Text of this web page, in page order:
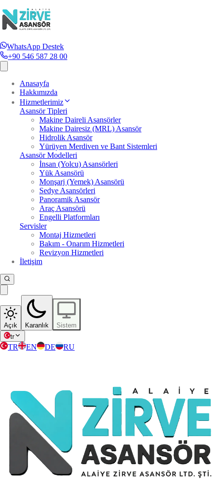
WhatsApp Destek
+90 546 587 28 00
Anasayfa
Hakkımızda
Hizmetlerimiz
Asansör Tipleri
Makine Daireli Asansörler
Makine Dairesiz (MRL) Asansör
Hidrolik Asansör
Yürüyen Merdiven ve Bant Sistemleri
Asansör Modelleri
İnsan (Yolcu) Asansörleri
Yük Asansörü
Monşarj (Yemek) Asansörü
Sedye Asansörleri
Panoramik Asansör
Araç Asansörü
Engelli Platformları
Servisler
Montaj Hizmetleri
Bakım - Onarım Hizmetleri
Revizyon Hizmetleri
İletişim
Açık Karanlık
Sistem
tr
TR EN DE RU